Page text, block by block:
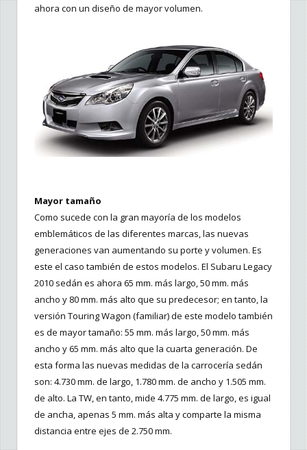
ahora con un diseño de mayor volumen.
Mayor tamaño
Como sucede con la gran mayoría de los modelos
emblemáticos de las diferentes marcas, las nuevas
generaciones van aumentando su porte y volumen. Es
este el caso también de estos modelos. El Subaru Legacy
2010 sedán es ahora 65 mm. más largo, 50 mm. más
ancho y 80 mm. más alto que su predecesor; en tanto, la
versión Touring Wagon (familiar) de este modelo también
es de mayor tamaño: 55 mm. más largo, 50 mm. más
ancho y 65 mm. más alto que la cuarta generación. De
esta forma las nuevas medidas de la carrocería sedán
son: 4.730 mm. de largo, 1.780 mm. de ancho y 1.505 mm.
de alto. La TW, en tanto, mide 4.775 mm. de largo, es igual
de ancha, apenas 5 mm. más alta y comparte la misma
distancia entre ejes de 2.750 mm.